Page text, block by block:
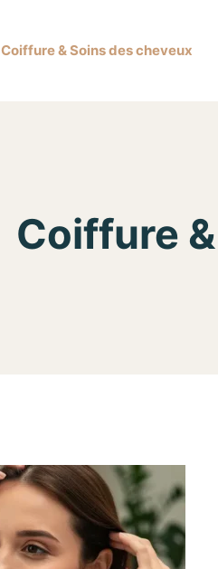
Coiffure & Soins des cheveux
Coiffure